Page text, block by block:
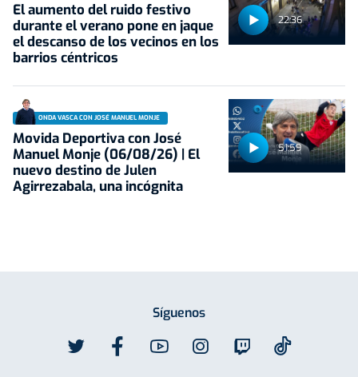
22:36
El aumento del ruido festivo
durante el verano pone en jaque
el descanso de los vecinos en los
barrios céntricos
51:59
ONDA VASCA CON JOSÉ MANUEL MONJE
Movida Deportiva con José
Manuel Monje (06/08/26) | El
nuevo destino de Julen
Agirrezabala, una incógnita
Síguenos